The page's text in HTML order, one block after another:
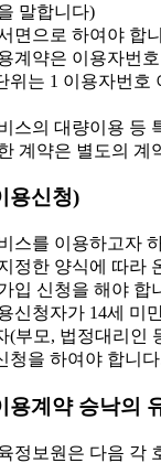
말합니다)
면으로 하여야 합
계약은 이용자번
위는 1 이용자번호
스의 대량이용 등
계약은 별도의 계
용신청)
스를 이용하고자
정한 양식에 따라
입 신청을 해야 합
신청자가 14세 미
(부모, 법정대리인
청을 하여야 합니
용계약 승낙의
정보원은 다음 각